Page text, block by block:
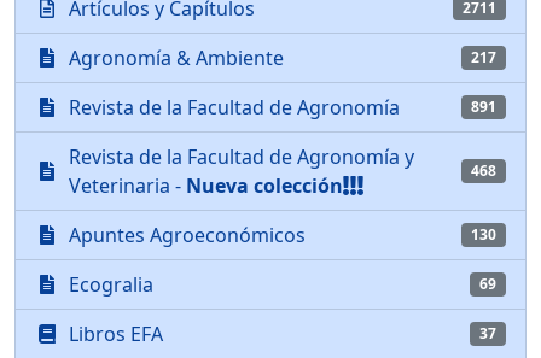
Artículos y Capítulos 2711
Agronomía & Ambiente 217
Revista de la Facultad de Agronomía 891
Revista de la Facultad de Agronomía y
Veterinaria - Nueva colección
468
Apuntes Agroeconómicos 130
Ecogralia 69
Libros EFA 37